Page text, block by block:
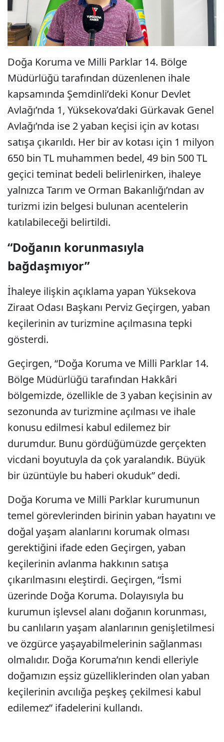
Doğa Koruma ve Milli Parklar 14. Bölge
Müdürlüğü tarafından düzenlenen ihale
kapsamında Şemdinli’deki Konur Devlet
Avlağı’nda 1, Yüksekova’daki Gürkavak Genel
Avlağı’nda ise 2 yaban keçisi için av kotası
satışa çıkarıldı. Her bir av kotası için 1 milyon
650 bin TL muhammen bedel, 49 bin 500 TL
geçici teminat bedeli belirlenirken, ihaleye
yalnızca Tarım ve Orman Bakanlığı’ndan av
turizmi izin belgesi bulunan acentelerin
katılabileceği belirtildi.
“Doğanın korunmasıyla
bağdaşmıyor”
İhaleye ilişkin açıklama yapan Yüksekova
Ziraat Odası Başkanı Perviz Geçirgen, yaban
keçilerinin av turizmine açılmasına tepki
gösterdi.
Geçirgen, “Doğa Koruma ve Milli Parklar 14.
Bölge Müdürlüğü tarafından Hakkâri
bölgemizde, özellikle de 3 yaban keçisinin av
sezonunda av turizmine açılması ve ihale
konusu edilmesi kabul edilemez bir
durumdur. Bunu gördüğümüzde gerçekten
vicdani boyutuyla da çok yaralandık. Büyük
bir üzüntüyle bu haberi okuduk” dedi.
Doğa Koruma ve Milli Parklar kurumunun
temel görevlerinden birinin yaban hayatını ve
doğal yaşam alanlarını korumak olması
gerektiğini ifade eden Geçirgen, yaban
keçilerinin avlanma hakkının satışa
çıkarılmasını eleştirdi. Geçirgen, “İsmi
üzerinde Doğa Koruma. Dolayısıyla bu
kurumun işlevsel alanı doğanın korunması,
bu canlıların yaşam alanlarının genişletilmesi
ve özgürce yaşayabilmelerinin sağlanması
olmalıdır. Doğa Koruma’nın kendi elleriyle
doğamızın eşsiz güzelliklerinden olan yaban
keçilerinin avcılığa peşkeş çekilmesi kabul
edilemez” ifadelerini kullandı.